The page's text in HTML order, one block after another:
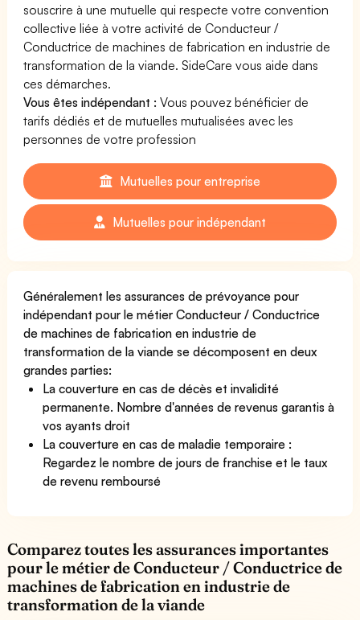
souscrire à une mutuelle qui respecte votre convention
collective liée à votre activité de Conducteur /
Conductrice de machines de fabrication en industrie de
transformation de la viande. SideCare vous aide dans
ces démarches.
Vous êtes indépendant : Vous pouvez bénéficier de
tarifs dédiés et de mutuelles mutualisées avec les
personnes de votre profession
Mutuelles pour entreprise
Mutuelles pour indépendant
Généralement les assurances de prévoyance pour
indépendant pour le métier Conducteur / Conductrice
de machines de fabrication en industrie de
transformation de la viande se décomposent en deux
grandes parties:
La couverture en cas de décès et invalidité
permanente. Nombre d'années de revenus garantis à
vos ayants droit
La couverture en cas de maladie temporaire :
Regardez le nombre de jours de franchise et le taux
de revenu remboursé
Comparez toutes les assurances importantes
pour le métier de Conducteur / Conductrice de
machines de fabrication en industrie de
transformation de la viande